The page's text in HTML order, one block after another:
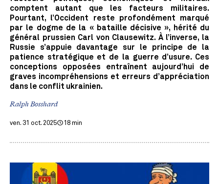
comptent autant que les facteurs militaires.
Pourtant, l’Occident reste profondément marqué
par le dogme de la « bataille décisive », hérité du
général prussien Carl von Clausewitz. À l’inverse, la
Russie s’appuie davantage sur le principe de la
patience stratégique et de la guerre d’usure. Ces
conceptions opposées entraînent aujourd’hui de
graves incompréhensions et erreurs d’appréciation
dans le conflit ukrainien.
Ralph Bosshard
ven. 31 oct. 2025 18 min